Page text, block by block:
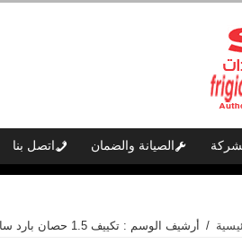
الصيانة والضمان اتصل بنا
/ أرشيف الوسم : تكييف 1.5 حصان بارد ساخن بيه شاشه توضيحيه لحراره الغرفه